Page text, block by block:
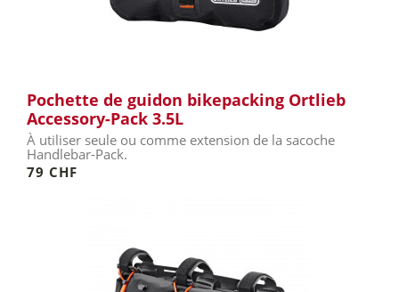
Pochette de guidon bikepacking Ortlieb
Accessory-Pack 3.5L
À utiliser seule ou comme extension de la sacoche
Handlebar-Pack.
79 CHF